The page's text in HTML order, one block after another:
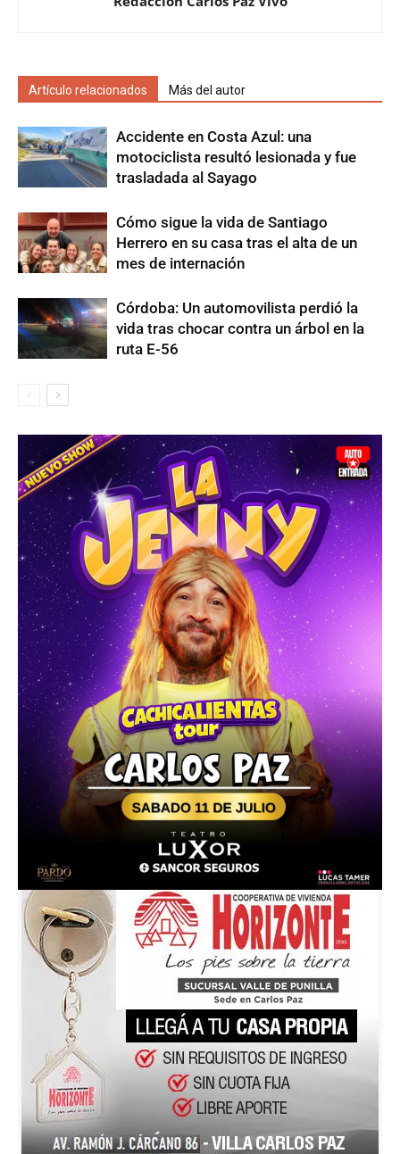
Artículo relacionados Más del autor
Accidente en Costa Azul: una
motociclista resultó lesionada y fue
trasladada al Sayago
Cómo sigue la vida de Santiago
Herrero en su casa tras el alta de un
mes de internación
Córdoba: Un automovilista perdió la
vida tras chocar contra un árbol en la
ruta E-56